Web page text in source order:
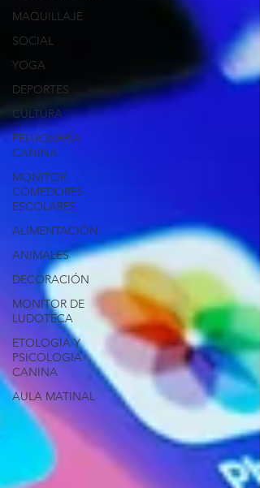
MAQUILLAJE
SOCIAL
YOGA
DEPORTES
CULTURA
PELUQUERÍA
CANINA
MONITOR
COMEDORES
ESCOLARES
ALIMENTACIÓN
ANIMALES
DECORACIÓN
MONITOR DE
LUDOTECA
ETOLOGIA Y
PSICOLOGIA
CANINA
AULA MATINAL